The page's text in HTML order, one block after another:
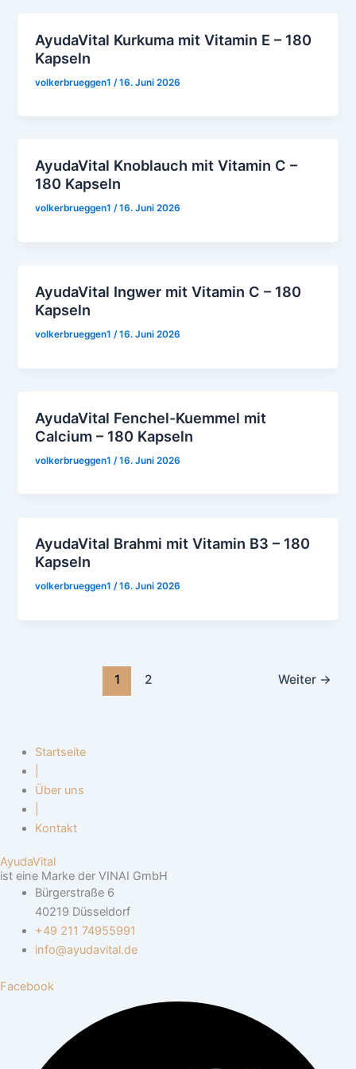
AyudaVital Kurkuma mit Vitamin E – 180
Kapseln
volkerbrueggen1 /16. Juni 2026
AyudaVital Knoblauch mit Vitamin C –
180 Kapseln
volkerbrueggen1/16. Juni 2026
AyudaVital Ingwer mit Vitamin C – 180
Kapseln
volkerbrueggen1/16. Juni 2026
AyudaVital Fenchel-Kuemmel mit
Calcium – 180 Kapseln
volkerbrueggen1 /16. Juni 2026
AyudaVital Brahmi mit Vitamin B3 – 180
Kapseln
volkerbrueggen1/16. Juni 2026
1 2 Weiter →
Startseite
Über uns
Kontakt
AyudaVital
ist eine Marke der VINAI GmbH
Bürgerstraße 6
40219 Düsseldorf
+49 211 74955991
info@ayudavital.de
Facebook